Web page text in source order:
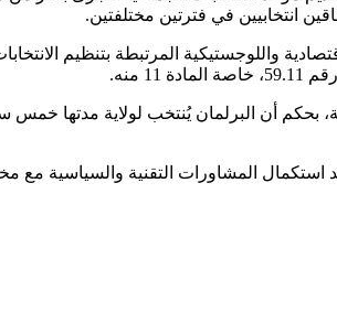
انتخابيين في فترتين مختلفتين.
واللوجستيكية المرتبطة بتنظيم
منه.
استكمال المشاورات التقنية والسياسية مع